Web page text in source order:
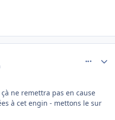
ne remettra pas en cause
à cet engin - mettons le sur